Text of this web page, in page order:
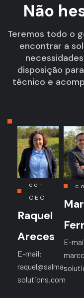
Não
Teremos todo o
encontrar a
disposição
técnico e
co-
CEO
Raquel
Areces
E-mail:
raquel@salma-
solutions.com
E-